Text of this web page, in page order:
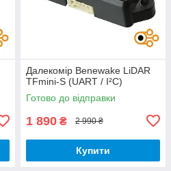
Далекомір Benewake LiDAR
TFmini-S (UART / I²C)
Готово до відправки
1 890 ₴ 2 990 ₴
Купити